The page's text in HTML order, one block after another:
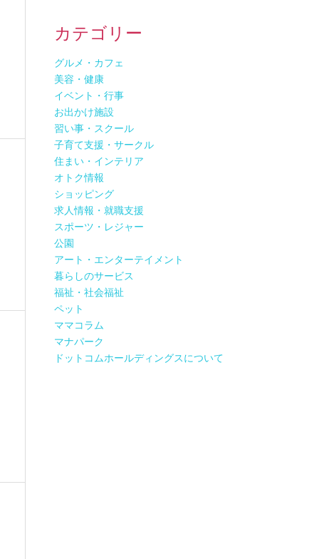
カテゴリー
グルメ・カフェ
美容・健康
イベント・行事
お出かけ施設
習い事・スクール
子育て支援・サークル
住まい・インテリア
オトク情報
ショッピング
求人情報・就職支援
スポーツ・レジャー
公園
アート・エンターテイメント
暮らしのサービス
福祉・社会福祉
ペット
ママコラム
マナパーク
ドットコムホールディングスについて